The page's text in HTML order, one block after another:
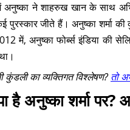
अनुष्का ने शाहरुख खान के साथ
पुरस्कार जीते हैं। अनुष्का शर्मा
में, अनुष्का फोर्ब्स इंडिया की
कुंडली का व्यक्तिगत विश्लेषण?तो
है अनुष्का शर्मा